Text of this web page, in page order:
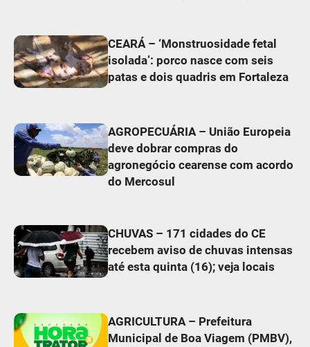
CEARÁ – ‘Monstruosidade fetal
isolada’: porco nasce com seis
patas e dois quadris em Fortaleza
AGROPECUÁRIA – União Europeia
deve dobrar compras do
agronegócio cearense com acordo
do Mercosul
CHUVAS – 171 cidades do CE
recebem aviso de chuvas intensas
até esta quinta (16); veja locais
AGRICULTURA – Prefeitura
Municipal de Boa Viagem (PMBV),